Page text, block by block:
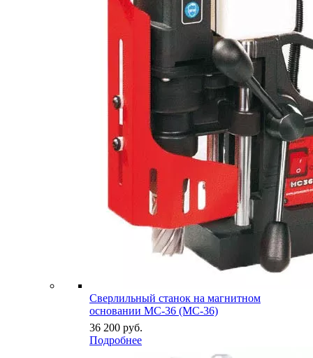
Сверлильный станок на магнитном
основании МС-36 (MC-36)
36 200 руб.
Подробнее